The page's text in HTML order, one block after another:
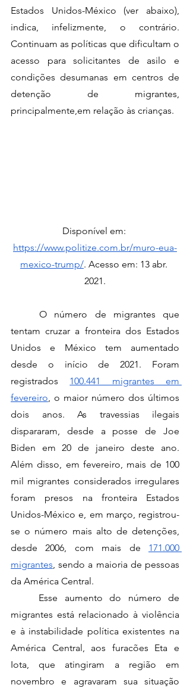
Estados Unidos-México (ver abaixo),
indica, infelizmente, o contrário.
Continuam as políticas que dificultam o
acesso para solicitantes de asilo e
condições desumanas em centros de
detenção de migrantes,
principalmente,em relação às crianças.
Disponível em:
https://www.politize.com.br/muro-eua-
mexico-trump/. Acesso em: 13 abr.
2021.
	O número de migrantes que
tentam cruzar a fronteira dos Estados
Unidos e México tem aumentado
desde o início de 2021. Foram
registrados 100.441 migrantes em
fevereiro, o maior número dos últimos
dois anos. As travessias ilegais
dispararam, desde a posse de Joe
Biden em 20 de janeiro deste ano.
Além disso, em fevereiro, mais de 100
mil migrantes considerados irregulares
foram presos na fronteira Estados
Unidos-México e, em março, registrou-
se o número mais alto de detenções,
desde 2006, com mais de 171.000
migrantes, sendo a maioria de pessoas
da América Central.
migrantes está relacionado à violência
e à instabilidade política existentes na
América Central, aos furacões Eta e
Iota, que atingiram a região em
novembro e agravaram sua situação